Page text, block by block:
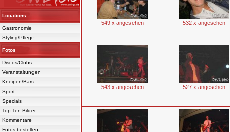
Locations
Gastronomie
Styling/Pflege
Fotos
Discos/Clubs
Veranstaltungen
Kneipen/Bars
Sport
Specials
Top Ten Bilder
Kommentare
Fotos bestellen
549 x angesehen 532 x angesehen
543 x angesehen 527 x angesehen